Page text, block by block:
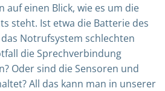
auf einen Blick, wie es um die
steht. Ist etwa die Batterie des
Notrufsystem schlechten
die Sprechverbindung
Oder sind die Sensoren und
All das kann man in unserer